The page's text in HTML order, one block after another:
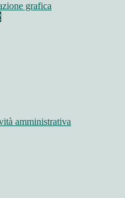
grafica
amministrativa